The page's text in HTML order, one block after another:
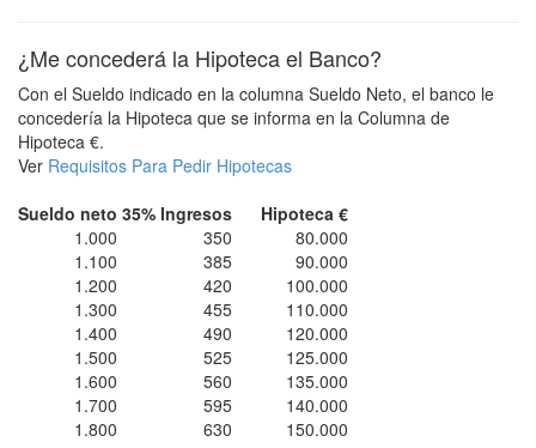
¿Me concederá la Hipoteca el Banco?
Con el Sueldo indicado en la columna Sueldo Neto, el banco le
concedería la Hipoteca que se informa en la Columna de
Hipoteca €.
Ver Requisitos Para Pedir Hipotecas
Sueldo neto 35% Ingresos
Hipoteca €
1.000
350
80.000
1.100
385
90.000
1.200
420
100.000
1.300
455
110.000
1.400
490
120.000
1.500
525
125.000
1.600
560
135.000
1.700
595
140.000
1.800
630
150.000